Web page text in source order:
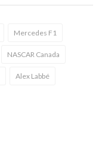
Mercedes F1
NASCAR Canada
Alex Labbé